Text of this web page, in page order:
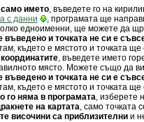
името, въведете го на
с данни
, програмата ще
едноименни, ще можете да
въведено и точката не си е
където е мястото и точката
, въведете името
място. Можете също да
въведено и точката не си е
където е мястото и точката
го няма в програмата , изберете
на картата , само точката
височини са приблизителнии